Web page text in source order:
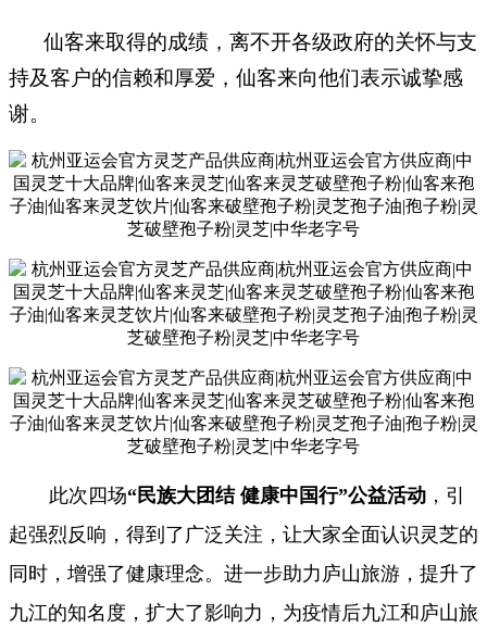
仙客来取得的成绩，离不开各级政府的关怀与支
持及客户的信赖和厚爱，仙客来向他们表示诚挚感
谢。
此次四场“民族大团结 健康中国行”公益活动 ，引
起强烈反响，得到了广泛关注，让大家全面认识灵芝的
同时，增强了健康理念。进一步助力庐山旅游，提升了
九江的知名度，扩大了影响力，为疫情后九江和庐山旅